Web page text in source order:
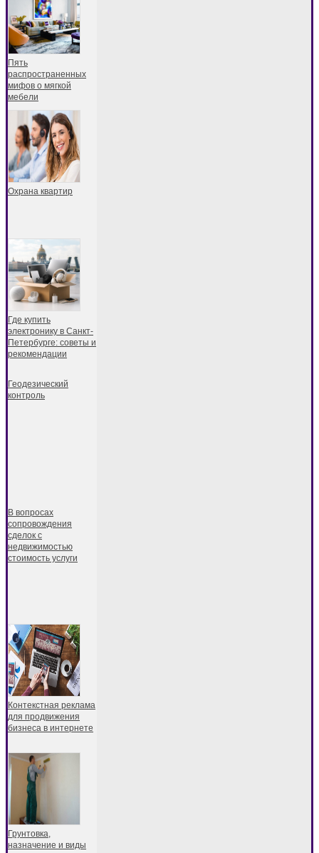
Пять
распространенных
мифов о мягкой
мебели
Охрана квартир
Где купить
электронику в Санкт-
Петербурге: советы и
рекомендации
Геодезический
контроль
В вопросах
сопровождения
сделок с
недвижимостью
стоимость услуги
Контекстная реклама
для продвижения
бизнеса в интернете
Грунтовка,
назначение и виды